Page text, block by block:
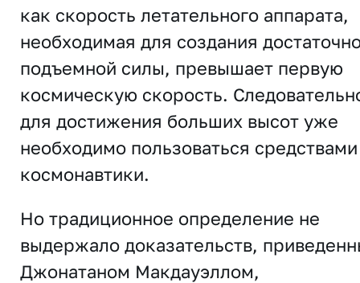
как скорость летательного аппарата,
необходимая для создания
подъемной силы, превышает первую
космическую скорость.
для достижения больших высот уже
необходимо пользоваться средствами
космонавтики.
Но традиционное определение не
выдержало доказательств,
Джонатаном Макдауэллом,